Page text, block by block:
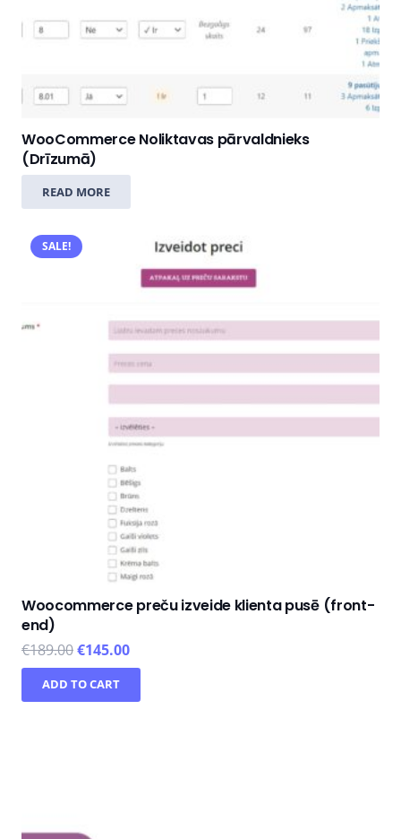
WooCommerce Noliktavas pārvaldnieks
(Drīzumā)
READ MORE
SALE!
Woocommerce preču izveide klienta pusē (front-
end)
€189.00€145.00
ADD TO CART